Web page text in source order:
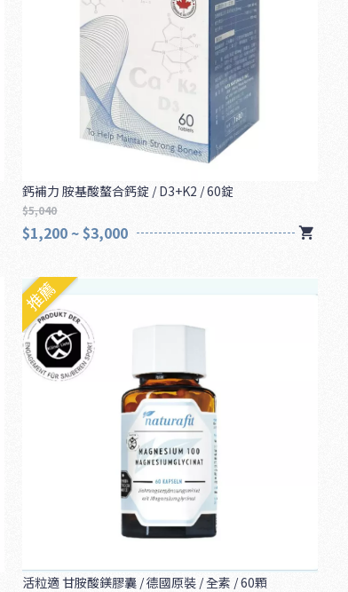
鈣補力 胺基酸螯合鈣錠 / D3+K2 / 60錠
$5,040
$1,200 ~ $3,000
推薦
活粒適 甘胺酸鎂膠囊 / 德國原裝 / 全素 / 60顆